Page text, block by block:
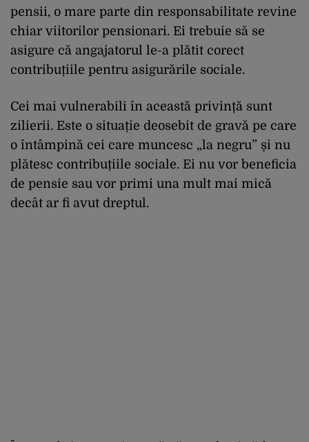
pensii, o mare parte din responsabilitate revine
chiar viitorilor pensionari. Ei trebuie să se
asigure că angajatorul le-a plătit corect
contribuțiile pentru asigurările sociale.
Cei mai vulnerabili în această privință sunt
zilierii. Este o situație deosebit de gravă pe care
o întâmpină cei care muncesc „la negru” și nu
plătesc contribuțiile sociale. Ei nu vor beneficia
de pensie sau vor primi una mult mai mică
decât ar fi avut dreptul.